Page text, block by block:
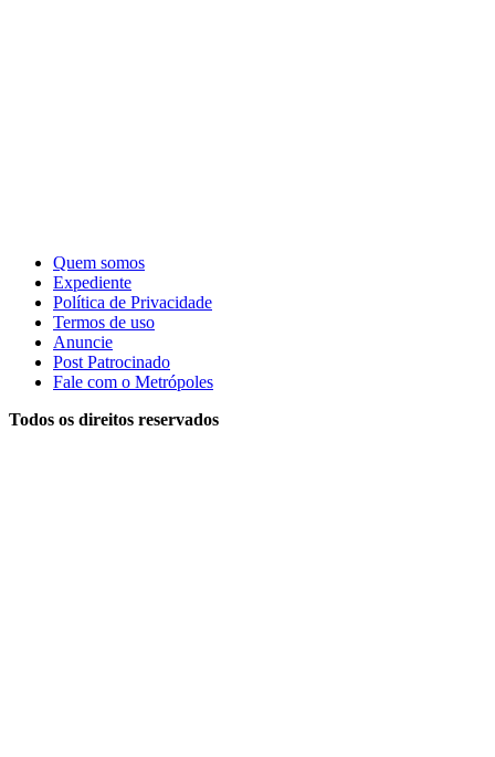
Quem somos
Expediente
Política de Privacidade
Termos de uso
Anuncie
Post Patrocinado
Fale com o Metrópoles
Todos os direitos reservados